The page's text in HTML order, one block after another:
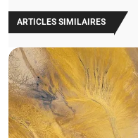
ARTICLES SIMILAIRES